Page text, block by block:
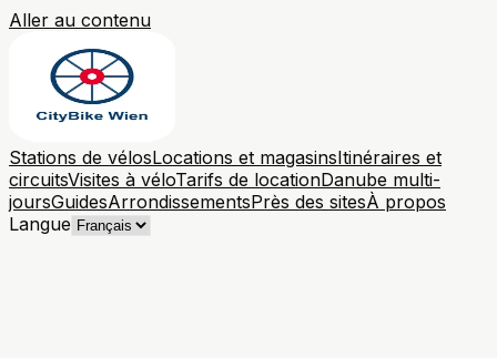
Aller au contenu
Stations de vélosLocations et magasinsItinéraires et
circuitsVisites à véloTarifs de locationDanube multi-
joursGuidesArrondissementsPrès des sitesÀ propos
Langue